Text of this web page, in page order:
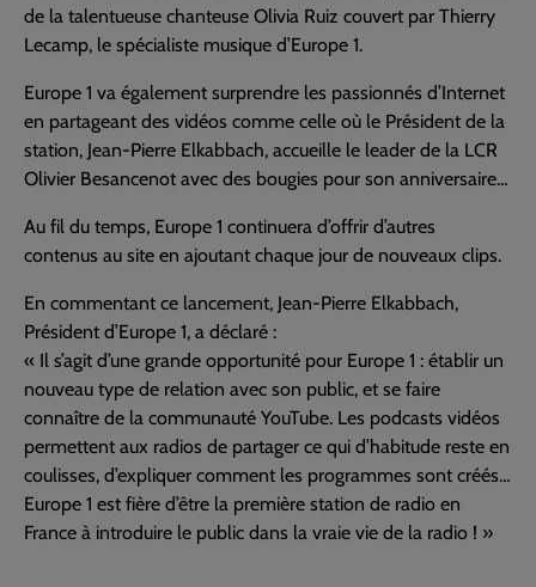
de la talentueuse chanteuse Olivia Ruiz couvert par Thierry
Lecamp, le spécialiste musique d’Europe 1.
Europe 1 va également surprendre les passionnés d’Internet
en partageant des vidéos comme celle où le Président de la
station, Jean-Pierre Elkabbach, accueille le leader de la LCR
Olivier Besancenot avec des bougies pour son anniversaire…
Au fil du temps, Europe 1 continuera d’offrir d’autres
contenus au site en ajoutant chaque jour de nouveaux clips.
En commentant ce lancement, Jean-Pierre Elkabbach,
Président d’Europe 1, a déclaré :
« Il s’agit d’une grande opportunité pour Europe 1 : établir un
nouveau type de relation avec son public, et se faire
connaître de la communauté YouTube. Les podcasts vidéos
permettent aux radios de partager ce qui d’habitude reste en
coulisses, d’expliquer comment les programmes sont créés…
Europe 1 est fière d’être la première station de radio en
France à introduire le public dans la vraie vie de la radio ! »